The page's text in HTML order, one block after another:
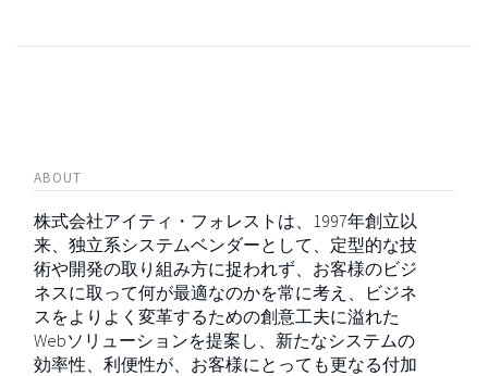
ABOUT
株式会社アイティ・フォレストは、1997年創立以
来、独立系システムベンダーとして、定型的な技
術や開発の取り組み方に捉われず、お客様のビジ
ネスに取って何が最適なのかを常に考え、ビジネ
スをよりよく変革するための創意工夫に溢れた
Webソリューションを提案し、新たなシステムの
効率性、利便性が、お客様にとっても更なる付加